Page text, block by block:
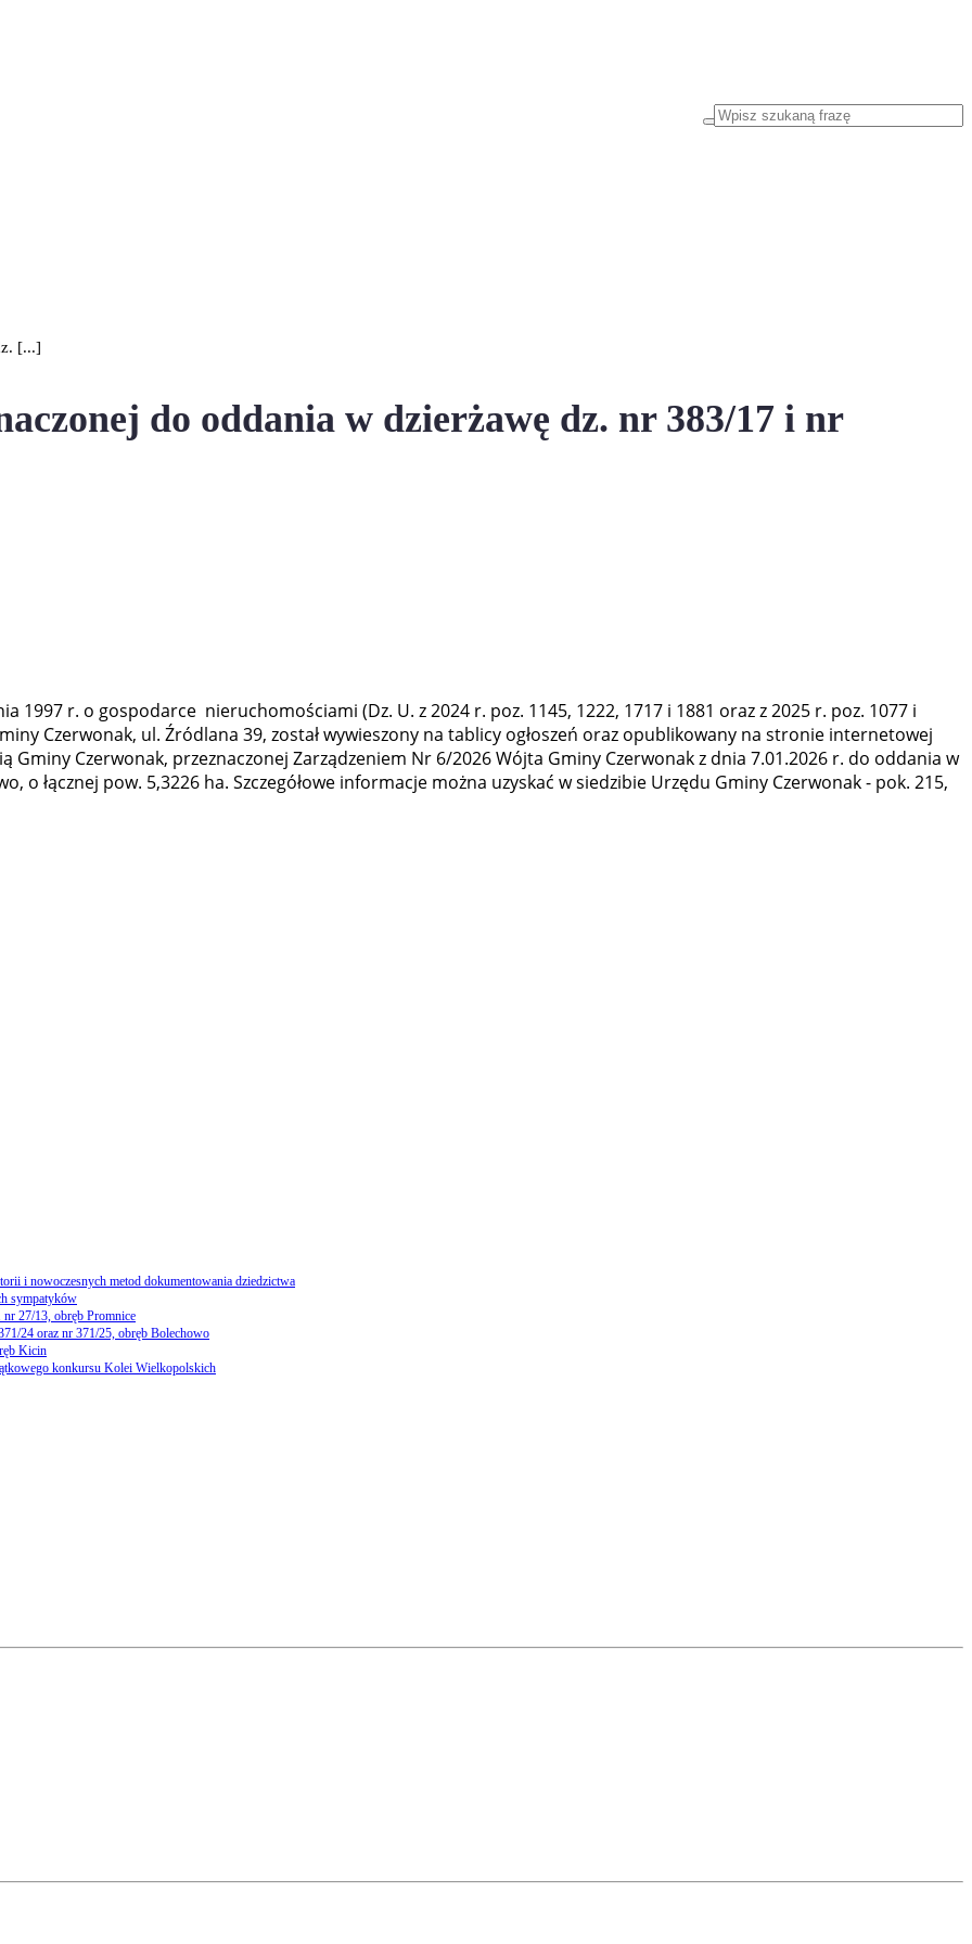
[...]
do oddania w dzierżawę dz. nr 383/17 i nr
1997 r. o gospodarce nieruchomościami (Dz. U. z 2024 r. poz. 1145, 1222, 1717 i 1881 oraz z 2025 r. poz. 1077 i
Czerwonak, ul. Źródlana 39, został wywieszony na tablicy ogłoszeń oraz opublikowany na stronie internetowej
Gminy Czerwonak, przeznaczonej Zarządzeniem Nr 6/2026 Wójta Gminy Czerwonak z dnia 7.01.2026 r. do oddania w
o łącznej pow. 5,3226 ha. Szczegółowe informacje można uzyskać w siedzibie Urzędu Gminy Czerwonak - pok. 215,
i nowoczesnych metod dokumentowania dziedzictwa
sympatyków
nr 27/13, obręb Promnice
24 oraz nr 371/25, obręb Bolechowo
Kicin
konkursu Kolei Wielkopolskich